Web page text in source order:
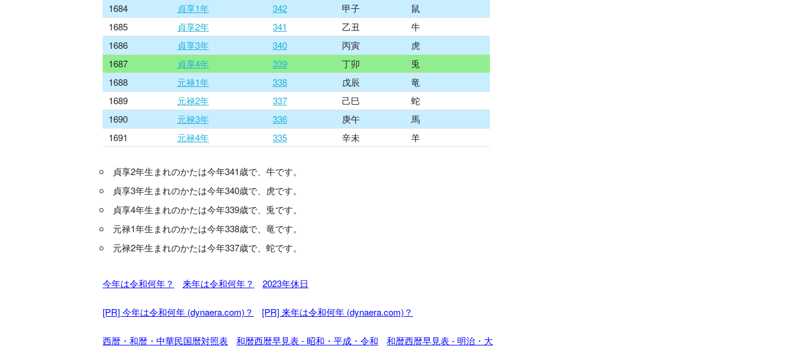
1684
貞享1年 342 甲子
鼠
1685
貞享2年 341 乙丑
牛
1686
貞享3年 340 丙寅
虎
1687
貞享4年 339 丁卯
兎
1688
元禄1年 338 戊辰
竜
1689
元禄2年 337 己巳
蛇
1690
元禄3年 336 庚午
馬
1691
元禄4年 335 辛未 羊
貞享2年生まれのかたは今年341歳で、牛です。
貞享3年生まれのかたは今年340歳で、虎です。
貞享4年生まれのかたは今年339歳で、兎です。
元禄1年生まれのかたは今年338歳で、竜です。
元禄2年生まれのかたは今年337歳で、蛇です。
今年は令和何年？ 来年は令和何年？ 2023年休日
[PR] 今年は令和何年 (dynaera.com)？ [PR] 来年は令和何年 (dynaera.com)？
西暦・和暦・中華民国暦対照表 和暦西暦早見表 - 昭和・平成・令和 和暦西暦早見表 - 明治・大